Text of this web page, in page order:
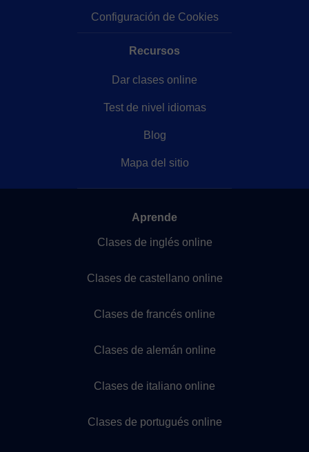
Configuración de Cookies
Recursos
Dar clases online
Test de nivel idiomas
Blog
Mapa del sitio
Aprende
Clases de inglés online
Clases de castellano online
Clases de francés online
Clases de alemán online
Clases de italiano online
Clases de portugués online